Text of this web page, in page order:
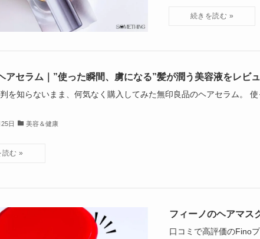
アセラム｜”使った瞬間、虜になる”髪が潤う美容液をレビ
を知らないまま、何気なく購入してみた無印良品のヘアセラム。 使
日 美容＆健康
フィーノのヘアマス
口コミで高評価のFino